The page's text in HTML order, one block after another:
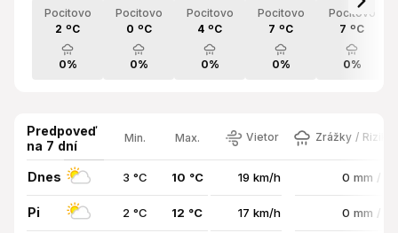
Pocitovo
2 ºC
0%
Pocitovo
0 ºC
0%
Pocitovo
4 ºC
0%
Pocitovo
7 ºC
0%
Pocitovo
7 ºC
0%
Predpoveď
na 7 dní
Min. Max. Vietor Zrážky /
Dnes 3 °C 10 °C 19 km/h 0 mm /
Pi 2 °C 12 °C 17 km/h 0 mm /